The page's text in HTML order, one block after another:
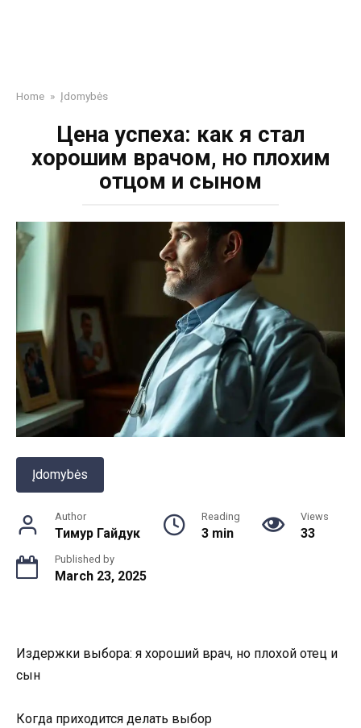
Home » Įdomybės
Цена успеха: как я стал
хорошим врачом, но плохим
отцом и сыном
Įdomybės
Author
Тимур Гайдук
Reading
3 min
Views
33
Published by
March 23, 2025
Издержки выбора: я хороший врач, но плохой отец и
сын
Когда приходится делать выбор